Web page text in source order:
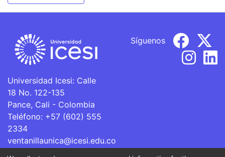
Universidad Icesi: Calle
18 No. 122-135
Pance, Cali - Colombia
Teléfono: +57 (602) 555
2334
ventanillaunica@icesi.edu.co
Síguenos